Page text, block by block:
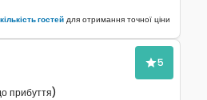
гостей для отримання точної ціни
5
прибуття)